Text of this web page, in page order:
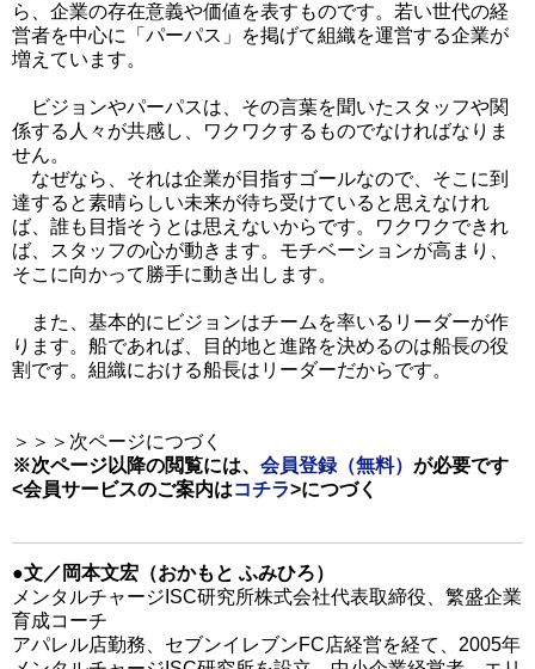
ら、企業の存在意義や価値を表すものです。若い世代の経
営者を中心に「パーパス」を掲げて組織を運営する企業が
増えています。
ビジョンやパーパスは、その言葉を聞いたスタッフや関
係する人々が共感し、ワクワクするものでなければなりま
せん。
なぜなら、それは企業が目指すゴールなので、そこに到
達すると素晴らしい未来が待ち受けていると思えなけれ
ば、誰も目指そうとは思えないからです。ワクワクできれ
ば、スタッフの心が動きます。モチベーションが高まり、
そこに向かって勝手に動き出します。
また、基本的にビジョンはチームを率いるリーダーが作
ります。船であれば、目的地と進路を決めるのは船長の役
割です。組織における船長はリーダーだからです。
＞＞＞次ページにつづく
※次ページ以降の閲覧には、 会員登録（無料） が必要です
<会員サービスのご案内はコチラ>につづく
●文／岡本文宏（おかもと ふみひろ）
メンタルチャージISC研究所株式会社代表取締役、繁盛企業
育成コーチ
アパレル店勤務、セブンイレブンFC店経営を経て、2005年